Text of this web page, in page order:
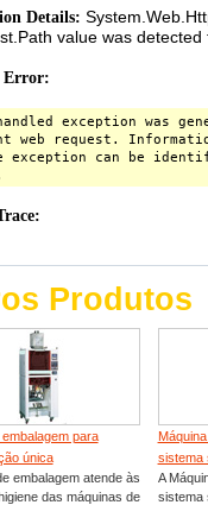
Produtos
para
única
embalagem atende às
das máquinas de
sistema
A
sistema